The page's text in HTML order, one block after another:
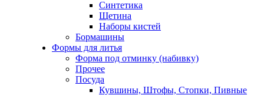
Синтетика
Щетина
Наборы кистей
Бормашины
Формы для литья
Форма под отминку (набивку)
Прочее
Посуда
Кувшины, Штофы, Стопки, Пивные